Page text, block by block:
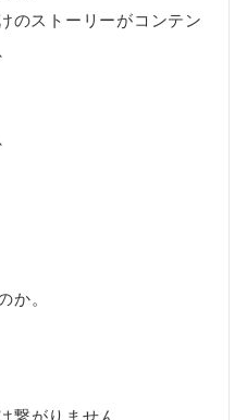
のストーリーがコンテン
か。
繋がりません。